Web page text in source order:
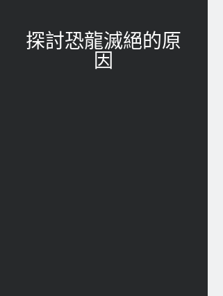
探討恐龍滅絕的原
因